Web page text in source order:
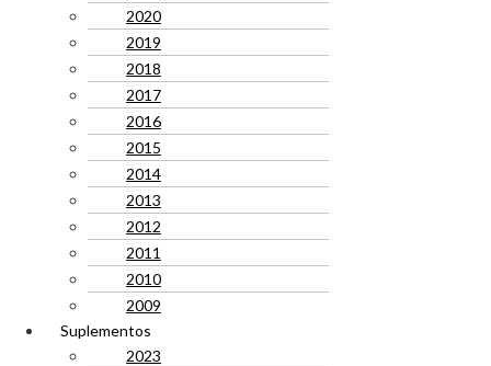
2020
2019
2018
2017
2016
2015
2014
2013
2012
2011
2010
2009
Suplementos
2023